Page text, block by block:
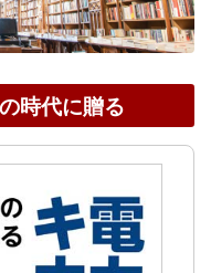
時代に贈る